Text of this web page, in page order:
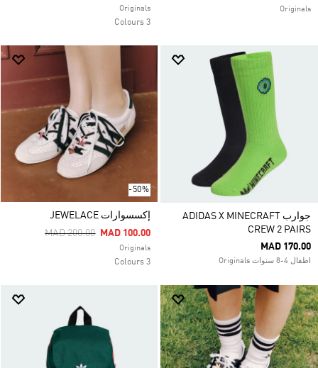
Originals
Originals
3 Colours
جوارب ADIDAS X MINECRAFT
CREW 2 PAIRS
MAD 170.00
اطفال 4-8 سنوات Originals
-50%
إكسسوارات JEWELACE
Price Reduced From
MAD 200.00ToMAD 100.00
Originals
3 Colours